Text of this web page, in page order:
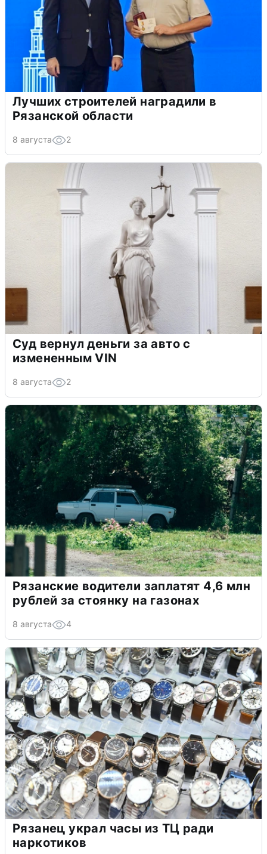
Лучших строителей наградили в
Рязанской области
8 августа 2
Суд вернул деньги за авто с
измененным VIN
8 августа 2
Рязанские водители заплатят 4,6 млн
рублей за стоянку на газонах
8 августа 4
Рязанец украл часы из ТЦ ради
наркотиков